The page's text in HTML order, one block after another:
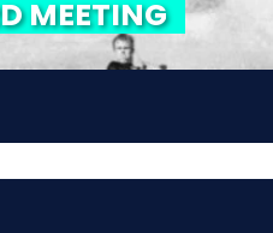
MEETING